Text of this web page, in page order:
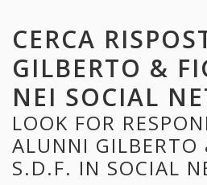
CERCA
GILBERTO &
NEI SOCIAL
LOOK FOR
ALUNNI GILBERTO
S.D.F. IN SOCIAL